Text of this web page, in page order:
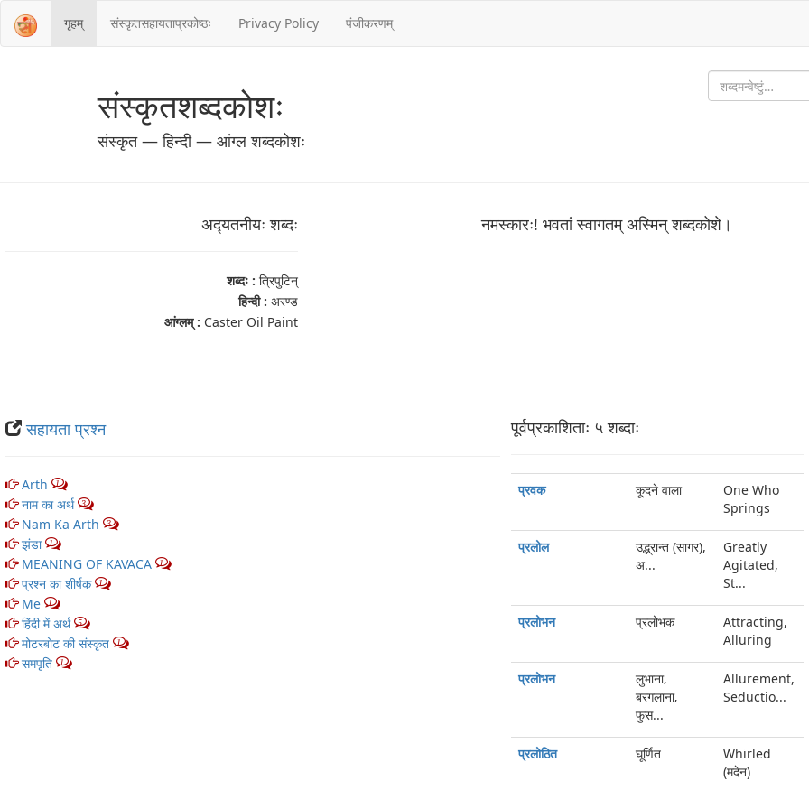
गृहम् संस्‍कृतसहायताप्रकोष्‍ठः Privacy Policy पंजीकरणम्
संस्‍कृतशब्‍दकोशः
संस्‍कृत — हिन्दी — आंग्ल शब्‍दकोशः
अद्‍यतनीयः शब्‍दः
शब्‍दः : त्रिपुटिन्
हिन्दी : अरण्ड
आंग्‍लम् : Caster Oil Paint
नमस्कारः! भवतां स्वागतम् अस्मिन् शब्‍दकोशे।
सहायता प्रश्न
Arth 1
नाम का अर्थ 3
Nam Ka Arth 3
झंडा 1
MEANING OF KAVACA 1
प्रश्न का शीर्षक 1
Me 1
हिंदी में अर्थ 5
मोटरबोट की संस्कृत 1
समपृति 1
पूर्वप्रकाशिताः ५ शब्‍दाः
प्रवक कूदने वाला
One Who
Springs
प्रलोल
उद्भ्रान्त (सागर),
अ...
Greatly
Agitated,
St...
प्रलोभन प्रलोभक
Attracting,
Alluring
प्रलोभन
लुभाना‚
बरगलाना‚
फुस...
Allurement,
Seductio...
प्रलोठित घूर्णित
Whirled
(मदेन)